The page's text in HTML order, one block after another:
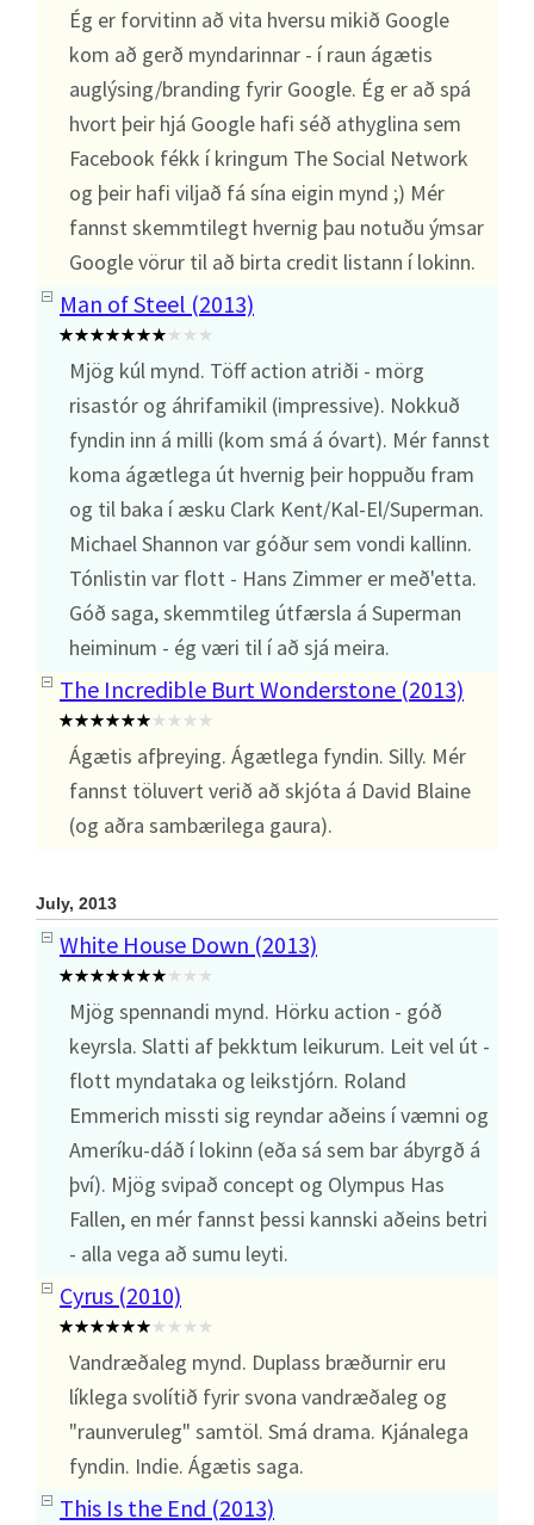
Ég er forvitinn að vita hversu mikið Google
kom að gerð myndarinnar - í raun ágætis
auglýsing/branding fyrir Google. Ég er að spá
hvort þeir hjá Google hafi séð athyglina sem
Facebook fékk í kringum The Social Network
og þeir hafi viljað fá sína eigin mynd ;) Mér
fannst skemmtilegt hvernig þau notuðu ýmsar
Google vörur til að birta credit listann í lokinn.
Man of Steel (2013)
Mjög kúl mynd. Töff action atriði - mörg
risastór og áhrifamikil (impressive). Nokkuð
fyndin inn á milli (kom smá á óvart). Mér fannst
koma ágætlega út hvernig þeir hoppuðu fram
og til baka í æsku Clark Kent/Kal-El/Superman.
Michael Shannon var góður sem vondi kallinn.
Tónlistin var flott - Hans Zimmer er með'etta.
Góð saga, skemmtileg útfærsla á Superman
heiminum - ég væri til í að sjá meira.
The Incredible Burt Wonderstone (2013)
Ágætis afþreying. Ágætlega fyndin. Silly. Mér
fannst töluvert verið að skjóta á David Blaine
(og aðra sambærilega gaura).
July, 2013
White House Down (2013)
Mjög spennandi mynd. Hörku action - góð
keyrsla. Slatti af þekktum leikurum. Leit vel út -
flott myndataka og leikstjórn. Roland
Emmerich missti sig reyndar aðeins í væmni og
Ameríku-dáð í lokinn (eða sá sem bar ábyrgð á
því). Mjög svipað concept og Olympus Has
Fallen, en mér fannst þessi kannski aðeins betri
- alla vega að sumu leyti.
Cyrus (2010)
Vandræðaleg mynd. Duplass bræðurnir eru
líklega svolítið fyrir svona vandræðaleg og
"raunveruleg" samtöl. Smá drama. Kjánalega
fyndin. Indie. Ágætis saga.
This Is the End (2013)